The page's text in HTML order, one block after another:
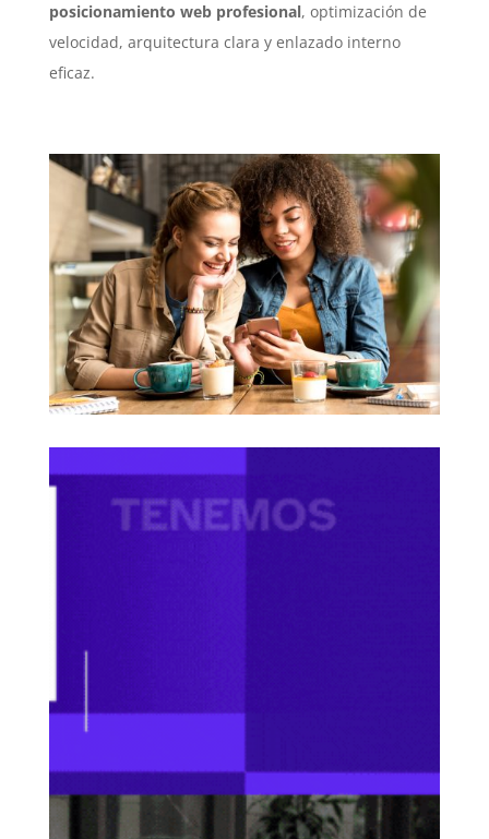
posicionamiento web profesional, optimización de
velocidad, arquitectura clara y enlazado interno
eficaz.